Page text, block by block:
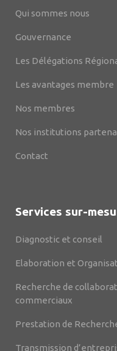
Qui sommes nous
Gouvernance
Les Délégations
Les avantages membre
Nos membres
Nos institutions
Contact
Services sur-
Diagnostic et conseil
Elaboration et
Recherche de
commerciaux
Prestation de
Transmission